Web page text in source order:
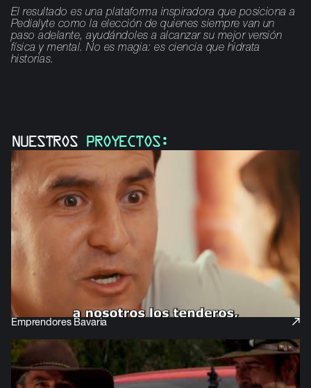
El resultado es una plataforma inspiradora que posiciona a
Pedialyte como la elección de quienes siempre van un
paso adelante, ayudándoles a alcanzar su mejor versión
física y mental. No es magia: es ciencia que hidrata
historias.
NUESTROS PROYECTOS:
Emprendores Bavaria